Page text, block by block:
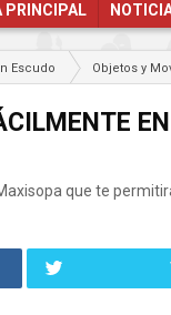
PRINCIPAL
Escudo Objetos y
que te